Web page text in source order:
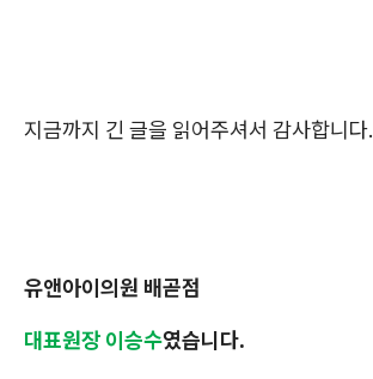
지금까지 긴 글을 읽어주셔서 감사합니다.
유앤아이의원 배곧점
대표원장 이승수였습니다.